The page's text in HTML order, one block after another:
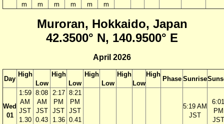
m
m
m
m
m
m
Muroran, Hokkaido, Japan
42.3500° N, 140.9500° E
April 2026
Day
High
Low
High
Low
High
Low
High
Low
High
Phase Sunrise
Wed
01
1:59
AM
JST
1.30
8:08
AM
JST
0.43
2:17
PM
JST
1.36
8:21
PM
JST
0.41
5:19 AM
JST
6:01
PM
JST